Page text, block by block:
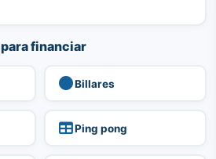
financiar
Billares
Ping pong